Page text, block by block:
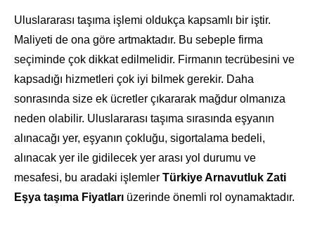
Uluslararası taşıma işlemi oldukça kapsamlı bir iştir.
Maliyeti de ona göre artmaktadır. Bu sebeple firma
seçiminde çok dikkat edilmelidir. Firmanın tecrübesini ve
kapsadığı hizmetleri çok iyi bilmek gerekir. Daha
sonrasında size ek ücretler çıkararak mağdur olmanıza
neden olabilir. Uluslararası taşıma sırasında eşyanın
alınacağı yer, eşyanın çokluğu, sigortalama bedeli,
alınacak yer ile gidilecek yer arası yol durumu ve
mesafesi, bu aradaki işlemler Türkiye Arnavutluk Zati
Eşya taşıma Fiyatları üzerinde önemli rol oynamaktadır.